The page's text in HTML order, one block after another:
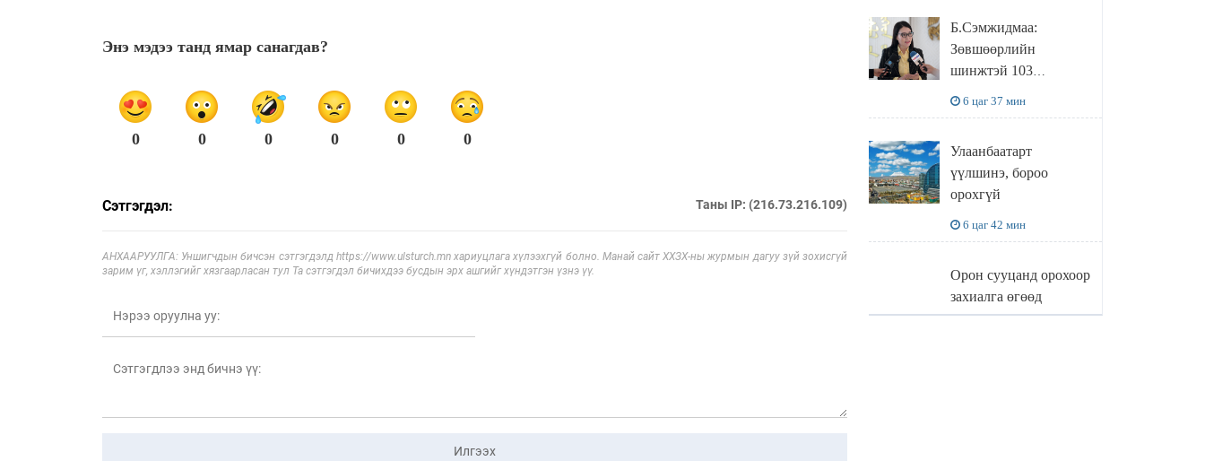
Энэ мэдээ танд ямар санагдав?
0 0 0 0 0 0
Сэтгэгдэл: Таны IP: (216.73.216.109)
АНХААРУУЛГА: Уншигчдын бичсэн сэтгэгдэлд https://www.ulsturch.mn хариуцлага хүлээхгүй болно. Манай сайт ХХЗХ-ны журмын дагуу зүй зохисгүй
зарим үг, хэллэгийг хязгаарласан тул Та сэтгэгдэл бичихдээ бусдын эрх ашгийг хүндэтгэн үзнэ үү.
Илгээх
УУЛЗЛАА
Б.Сэмжидмаа:
Зөвшөөрлийн
шинжтэй 103
чөлөөллөө
6 цаг 37 мин
Улаанбаатарт
үүлшинэ, бороо
орохгүй
6 цаг 42 мин
Орон сууцанд орохоор
захиалга өгөөд
хохирсон хохирогчид